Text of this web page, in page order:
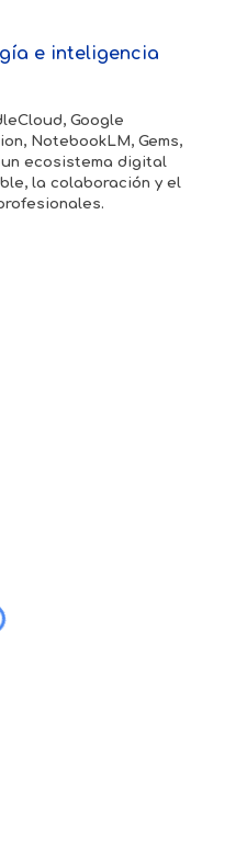
e inteligencia
Google
NotebookLM, Gems,
un ecosistema digital
la colaboración y el